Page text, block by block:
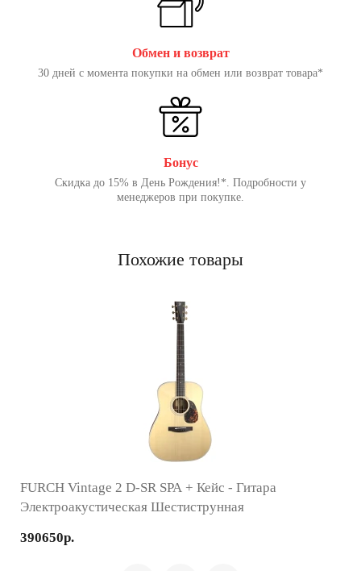
Обмен и возврат
30 дней с момента покупки на обмен или возврат товара*
Бонус
Скидка до 15% в День Рождения!*. Подробности у
менеджеров при покупке.
Похожие товары
FURCH Vintage 2 D-SR SPA + Кейс - Гитара
Электроакустическая Шестиструнная
390650р.